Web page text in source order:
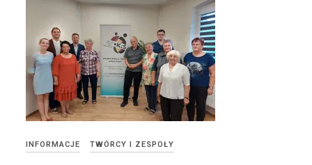
INFORMACJE TWÓRCY I ZESPOŁY